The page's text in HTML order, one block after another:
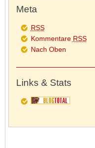
Meta
RSS
Kommentare RSS
Nach Oben
Links & Stats